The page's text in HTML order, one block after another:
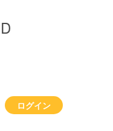
ログイン